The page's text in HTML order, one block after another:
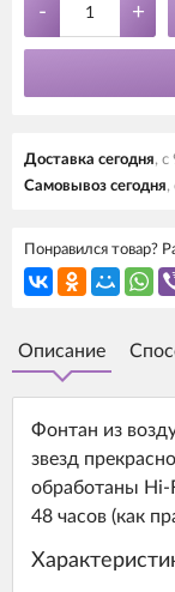
- +
Доставка сегодня,
Самовывоз сегодня,
Понравился товар?
Описание
Фонтан из
звезд
обработаны Hi-
48 часов (как